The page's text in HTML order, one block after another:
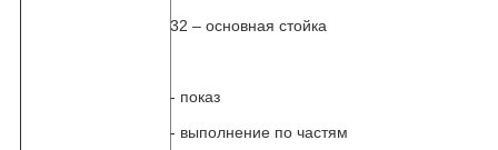
32 – основная стойка
- показ
- выполнение по частям